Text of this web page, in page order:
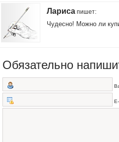
Лариса пишет:
Чудесно! Можно ли
Обязательно